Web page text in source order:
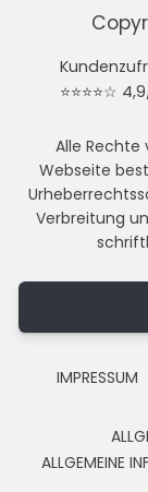
⭐⭐⭐⭐☆
Alle Rechte
Webseite
Verbreitung
IMPRESSUM
ALLGEMEINE